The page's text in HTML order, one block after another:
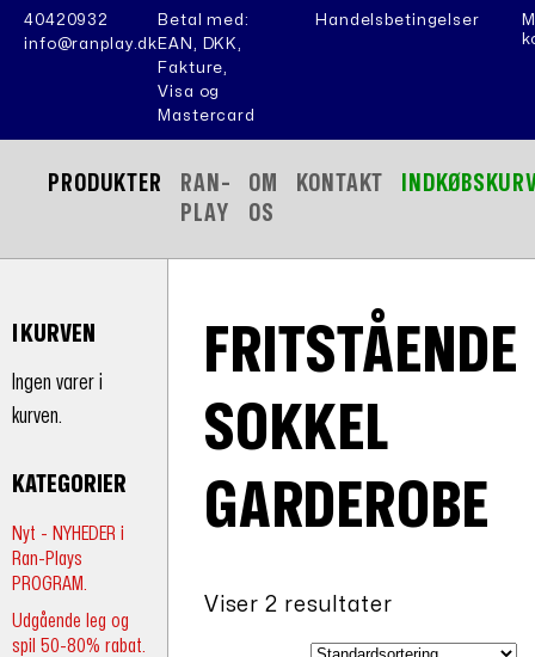
40420932
info@ranplay.dk
Betal med:
EAN, DKK,
Fakture,
Visa og
Mastercard
Handelsbetingelser
PRODUKTER
RAN-
PLAY
OM
OS
KONTAKT
I KURVEN
Ingen varer i
kurven.
KATEGORIER
Nyt - NYHEDER i
Ran-Plays
PROGRAM.
Udgående leg og
spil 50-80% rabat.
FRITSTÅENDE
SOKKEL
GARDEROBE
Viser 2 resultater